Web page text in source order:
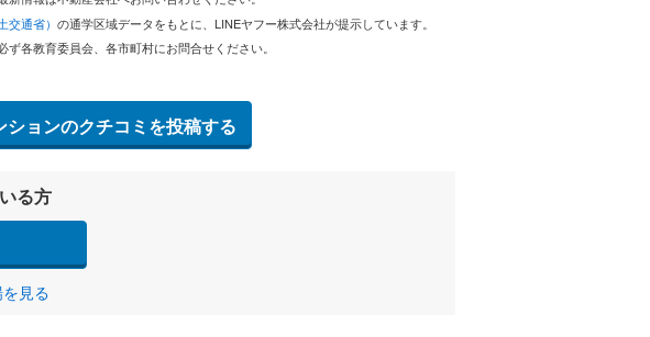
通省） の通学区域データをもとに、LINEヤフー株式会社が提示しています。
各教育委員会、各市町村にお問合せください。
ションのクチコミを投稿する
る方
見る